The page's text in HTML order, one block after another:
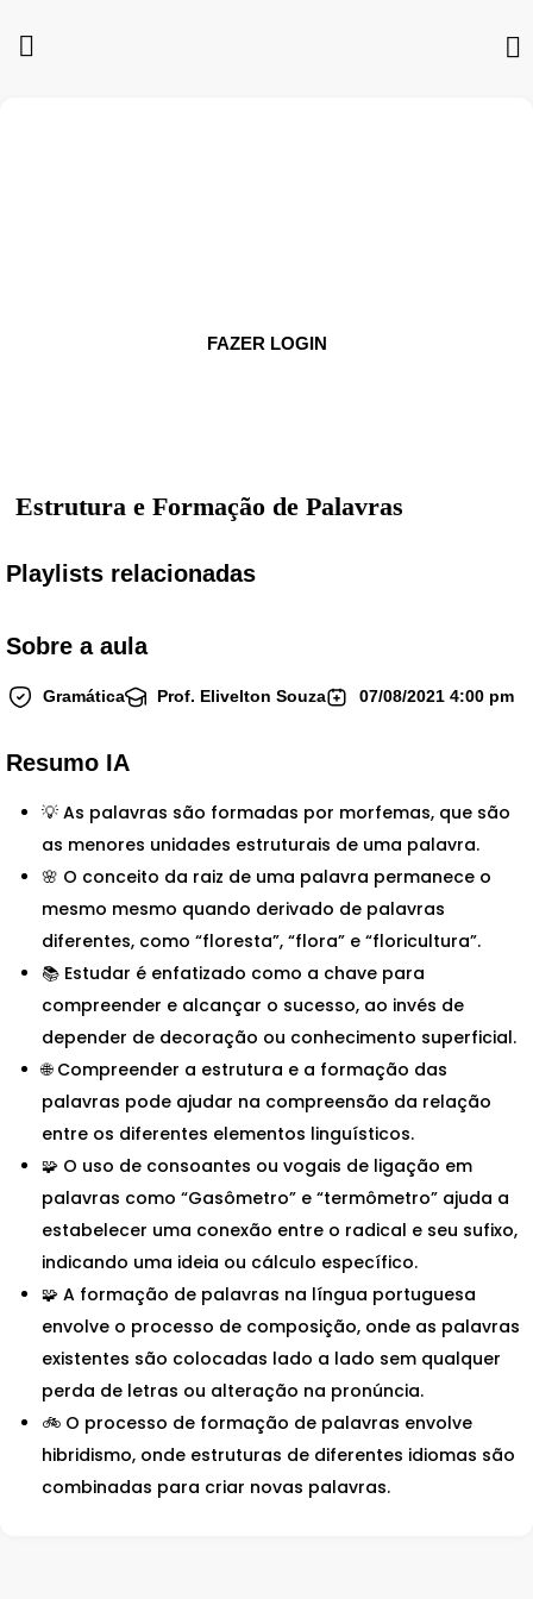
FAZER LOGIN
Estrutura e Formação de Palavras
Playlists relacionadas
Sobre a aula
Gramática Prof. Elivelton Souza 07/08/2021 4:00 pm
Resumo IA
💡 As palavras são formadas por morfemas, que são
as menores unidades estruturais de uma palavra.
🌸 O conceito da raiz de uma palavra permanece o
mesmo mesmo quando derivado de palavras
diferentes, como “floresta”, “flora” e “floricultura”.
📚 Estudar é enfatizado como a chave para
compreender e alcançar o sucesso, ao invés de
depender de decoração ou conhecimento superficial.
🌐 Compreender a estrutura e a formação das
palavras pode ajudar na compreensão da relação
entre os diferentes elementos linguísticos.
🧩 O uso de consoantes ou vogais de ligação em
palavras como “Gasômetro” e “termômetro” ajuda a
estabelecer uma conexão entre o radical e seu sufixo,
indicando uma ideia ou cálculo específico.
🧩 A formação de palavras na língua portuguesa
envolve o processo de composição, onde as palavras
existentes são colocadas lado a lado sem qualquer
perda de letras ou alteração na pronúncia.
🚲 O processo de formação de palavras envolve
hibridismo, onde estruturas de diferentes idiomas são
combinadas para criar novas palavras.